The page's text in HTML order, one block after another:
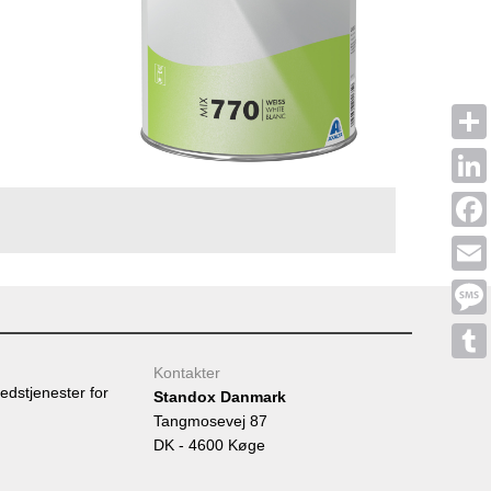
Email
for
Kontakter
Standox Danmark
Tangmosevej 87
DK - 4600 Køge